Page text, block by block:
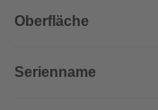
Oberfläche
Serienname